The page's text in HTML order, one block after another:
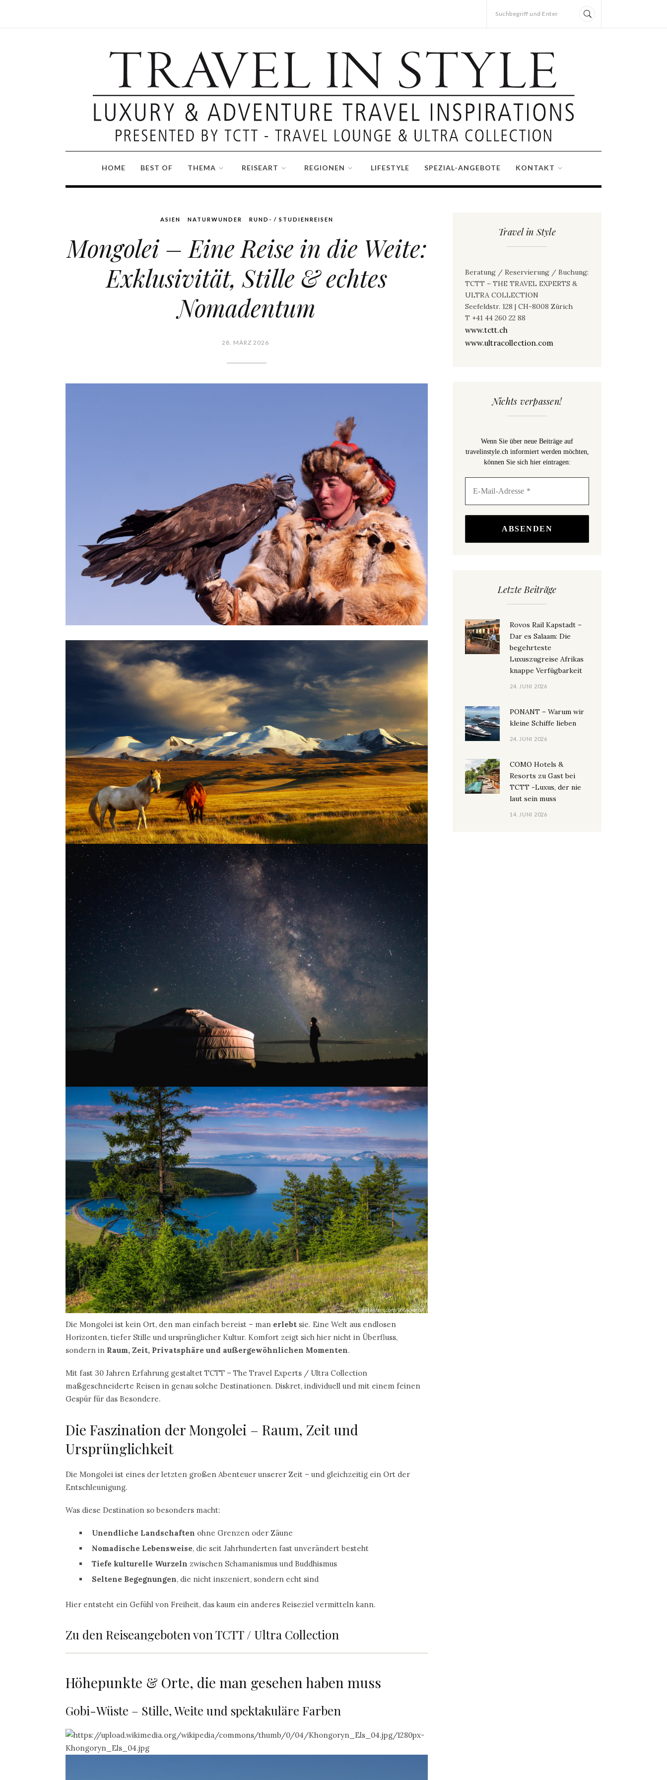
Suchbegriff und Enter
HOME BEST OF THEMA REISEART REGIONEN LIFESTYLE SPEZIAL-ANGEBOTE KONTAKT
ASIEN NATURWUNDER RUND- / STUDIENREISEN
Mongolei – Eine Reise in die Weite:
Exklusivität, Stille & echtes
Nomadentum
28. MÄRZ 2026
Die Mongolei ist kein Ort, den man einfach bereist – man erlebt sie. Eine Welt aus endlosen
Horizonten, tiefer Stille und ursprünglicher Kultur. Komfort zeigt sich hier nicht in Überfluss,
sondern in Raum, Zeit, Privatsphäre und außergewöhnlichen Momenten.
Mit fast 30 Jahren Erfahrung gestaltet TCTT – The Travel Experts / Ultra Collection
maßgeschneiderte Reisen in genau solche Destinationen. Diskret, individuell und mit einem feinen
Gespür für das Besondere.
Die Faszination der Mongolei – Raum, Zeit und
Ursprünglichkeit
Die Mongolei ist eines der letzten großen Abenteuer unserer Zeit – und gleichzeitig ein Ort der
Entschleunigung.
Was diese Destination so besonders macht:
Unendliche Landschaften ohne Grenzen oder Zäune
Nomadische Lebensweise, die seit Jahrhunderten fast unverändert besteht
Tiefe kulturelle Wurzeln zwischen Schamanismus und Buddhismus
Seltene Begegnungen, die nicht inszeniert, sondern echt sind
Hier entsteht ein Gefühl von Freiheit, das kaum ein anderes Reiseziel vermitteln kann.
Zu den Reiseangeboten von TCTT / Ultra Collection
Höhepunkte & Orte, die man gesehen haben muss
Gobi-Wüste – Stille, Weite und spektakuläre Farben
Travel in Style
Beratung / Reservierung / Buchung:
TCTT – THE TRAVEL EXPERTS &
ULTRA COLLECTION
Seefeldstr. 128 | CH-8008 Zürich
T +41 44 260 22 88
www.tctt.ch
www.ultracollection.com
Nichts verpassen!
Wenn Sie über neue Beiträge auf
travelinstyle.ch informiert werden möchten,
können Sie sich hier eintragen:
Letzte Beiträge
Rovos Rail Kapstadt –
Dar es Salaam: Die
begehrteste
Luxuszugreise Afrikas
knappe Verfügbarkeit
24. JUNI 2026
PONANT – Warum wir
kleine Schiffe lieben
24. JUNI 2026
COMO Hotels &
Resorts zu Gast bei
TCTT -Luxus, der nie
laut sein muss
14. JUNI 2026